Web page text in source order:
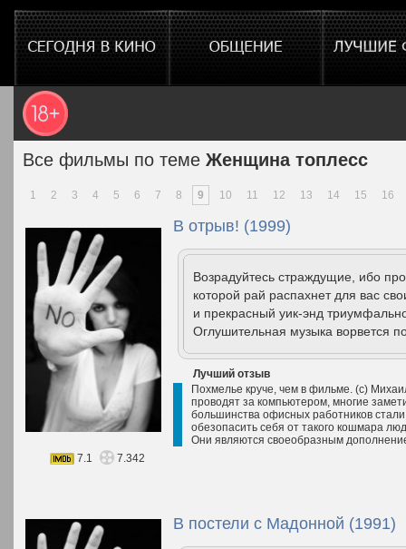
Все фильмы по теме Женщина топлесс
1 2 3 4 5 6 7 8 9 10 11 12 13 14 15 16
В отрыв! (1999)
Возрадуйтесь страждущие, ибо
которой рай распахнет для вас
и прекрасный уик-энд
Оглушительная музыка ворвется
Лучший отзыв
Похмелье круче, чем в фильме. (с)
проводят за компьютером, многие
большинства офисных работников
обезопасить себя от такого кошмара
Они являются своеобразным
7.1
7.342
В постели с Мадонной (1991)